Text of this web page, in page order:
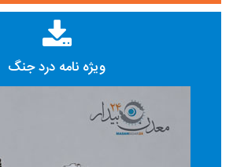
ویژه نامه درد جنگ